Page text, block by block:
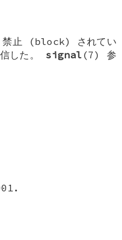
禁止 (block) されてい
した。 signal (7) 参